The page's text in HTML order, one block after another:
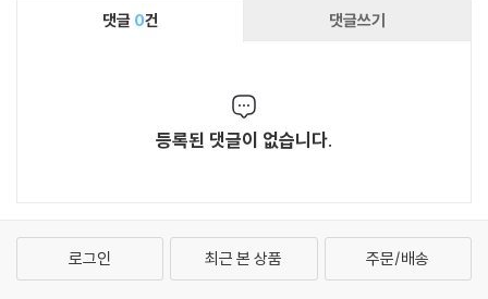
댓글 0건 댓글쓰기
등록된 댓글이 없습니다.
로그인 최근 본 상품 주문/배송